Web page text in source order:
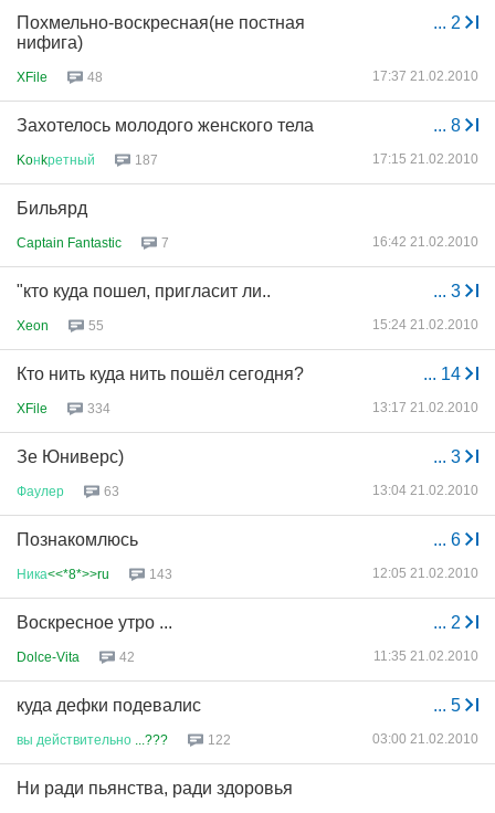
... 2
Похмельно-воскресная(не постная
нифига)
XFile 48 17:37 21.02.2010
... 8
Захотелось молодого женского тела
Koнkретный 187 17:15 21.02.2010
Бильярд
Captain Fantastic 7 16:42 21.02.2010
... 3
"кто куда пошел, пригласит ли..
Xeon 55 15:24 21.02.2010
... 14
Кто нить куда нить пошёл сегодня?
XFile 334 13:17 21.02.2010
... 3
Зе Юниверс)
Фаулер 63 13:04 21.02.2010
... 6
Познакомлюсь
Ника<<*8*>>ru 143 12:05 21.02.2010
... 2
Воскресное утро ...
Dolce-Vita 42 11:35 21.02.2010
... 5
куда дефки подевалис
вы действительно ...??? 122 03:00 21.02.2010
Ни ради пьянства, ради здоровья